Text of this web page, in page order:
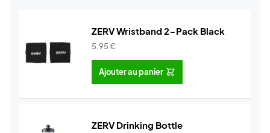
ZERV Wristband 2-Pack Black
5,95€
Ajouter au panier
ZERV Drinking Bottle